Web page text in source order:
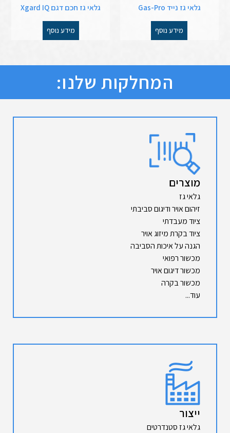
גלאי גז נייד Gas-Pro
מידע נוסף
גלאי גז חכם דגם Xgard IQ
מידע נוסף
המחלקות שלנו:
מוצרים
גלאי גז
זיהום אויר ודיגום סביבתי
ציוד מעבדתי
ציוד בקרת מיזוג אויר
הגנה על איכות הסביבה
מכשור רפואי
מכשור דיגום אויר
מכשור בקרה
עוד...
ייצור
גלאי גז סטנדרטים